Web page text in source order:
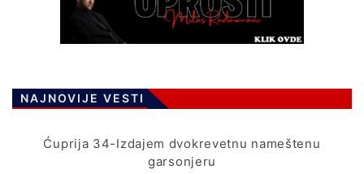
NAJNOVIJE VESTI
Ćuprija 34-Izdajem dvokrevetnu nameštenu
garsonjeru